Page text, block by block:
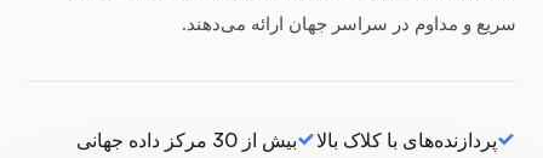
سریع و مداوم در سراسر جهان ارائه می‌دهند.
پردازنده‌های با کلاک بالا
بیش از 30 مرکز داده جهانی